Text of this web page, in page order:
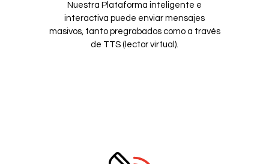
Nuestra Plataforma inteligente e
interactiva puede enviar mensajes
masivos, tanto pregrabados como a través
de TTS (lector virtual).